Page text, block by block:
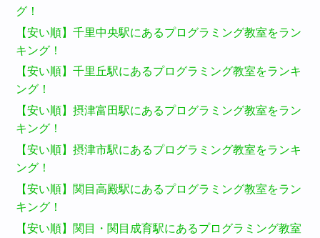
グ！
【安い順】千里中央駅にあるプログラミング教室をラン
キング！
【安い順】千里丘駅にあるプログラミング教室をランキ
ング！
【安い順】摂津富田駅にあるプログラミング教室をラン
キング！
【安い順】摂津市駅にあるプログラミング教室をランキ
ング！
【安い順】関目高殿駅にあるプログラミング教室をラン
キング！
【安い順】関目・関目成育駅にあるプログラミング教室